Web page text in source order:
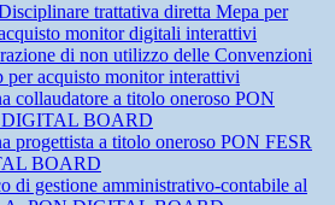
trattativa diretta Mepa per
monitor digitali interattivi
di non utilizzo delle Convenzioni
per acquisto monitor interattivi
collaudatore a titolo oneroso PON
DIGITAL BOARD
progettista a titolo oneroso PON FESR
BOARD
di gestione amministrativo-contabile al